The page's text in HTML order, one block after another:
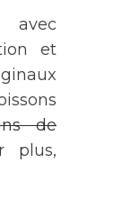
avec
et
de
plus,